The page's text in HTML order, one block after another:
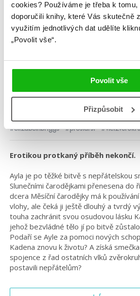
cookies? Používáme je třeba k tomu,
doporučili knihy, které Vás skutečně
využitím jednotlivých dat udělíte
„Povolit vše“.
Povolit vše
Přizpůsobit
Žánr: Fantasy
Série: Vlci zvěrokruhu
Elizabeth Briggs
#elizabethbriggs #prostarší
Erotikou protkaný příběh nekončí.
Ayla je po těžké bitvě s nepřátelskou
Slunečními čarodějkami přenesena do
dcera Měsíční čarodějky má k
vlohy, ale čeká ji ještě dlouhý a tvrdý
touha zachránit svou osudovou lásku
jehož bezvládné tělo jí po bitvě
Podaří se Ayle za pomoci nových
Kadena znovu k životu? A získá
spojence z řad ostatních vlků
postavili nepřátelům?